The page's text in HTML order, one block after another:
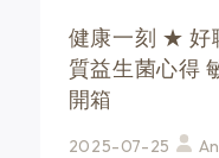
健康一刻 ★ 好
質益生菌心得
開箱
2025-07-25